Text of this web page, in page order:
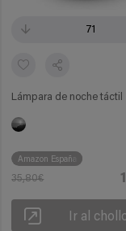
71
Lámpara de noche táctil
Amazon España
35,80€
Ir al